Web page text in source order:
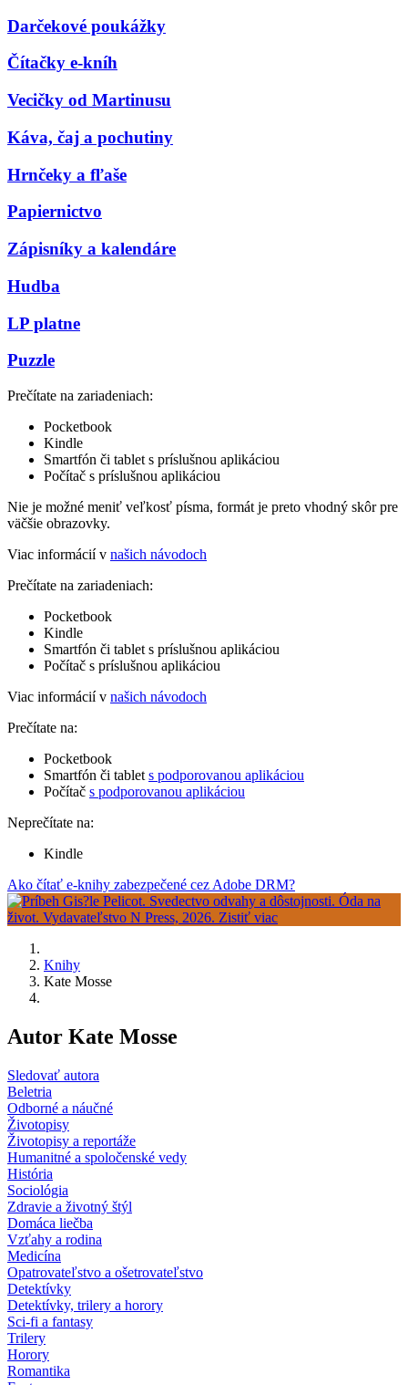
Darčekové poukážky
Čítačky e-kníh
Vecičky od Martinusu
Káva, čaj a pochutiny
Hrnčeky a fľaše
Papiernictvo
Zápisníky a kalendáre
Hudba
LP platne
Puzzle
Prečítate na zariadeniach:
Pocketbook
Kindle
Smartfón či tablet s príslušnou aplikáciou
Počítač s príslušnou aplikáciou
Nie je možné meniť veľkosť písma, formát je preto vhodný skôr pre
väčšie obrazovky.
Viac informácií v našich návodoch
Prečítate na zariadeniach:
Pocketbook
Kindle
Smartfón či tablet s príslušnou aplikáciou
Počítač s príslušnou aplikáciou
Viac informácií v našich návodoch
Prečítate na:
Pocketbook
Smartfón či tablet s podporovanou aplikáciou
Počítač s podporovanou aplikáciou
Neprečítate na:
Kindle
Ako čítať e-knihy zabezpečené cez Adobe DRM?
Knihy
Kate Mosse
Autor Kate Mosse
Sledovať autora
Beletria
Odborné a náučné
Životopisy
Životopisy a reportáže
Humanitné a spoločenské vedy
História
Sociológia
Zdravie a životný štýl
Domáca liečba
Vzťahy a rodina
Medicína
Opatrovateľstvo a ošetrovateľstvo
Detektívky
Detektívky, trilery a horory
Sci-fi a fantasy
Trilery
Horory
Romantika